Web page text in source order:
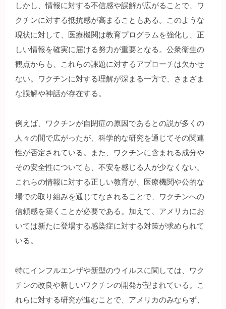
しかし、情報に対する不信感や誤解が広がることで、ワ
クチンに対する抵抗感が高まることもある。このような
現状に対して、医療機関は教育プログラムを強化し、正
しい情報を確実に届ける努力が重要となる。公衆衛生の
観点からも、これらの課題に対するアプローチは欠かせ
ない。ワクチンに対する理解が深まる一方で、さまざま
な誤解や神話が存在する。
例えば、ワクチンが自閉症の原因であるとの説が多くの
人々の間で広がったが、科学的な研究を通じてその関連
性が否定されている。また、ワクチンに含まれる成分や
その安全性についても、不安を感じる人が少なくない。
これらの情報に対する正しい教育が、医療機関や公的な
場での取り組みを通じてなされることで、ワクチンへの
信頼感を築くことが必要である。加えて、アメリカにお
いては新たに登場する感染症に対する対策が求められて
いる。
特にインフルエンザや新型のウイルスに関しては、ワク
チンの改良や新しいワクチンの開発が望まれている。こ
れらに対する研究が進むことで、アメリカのみならず、